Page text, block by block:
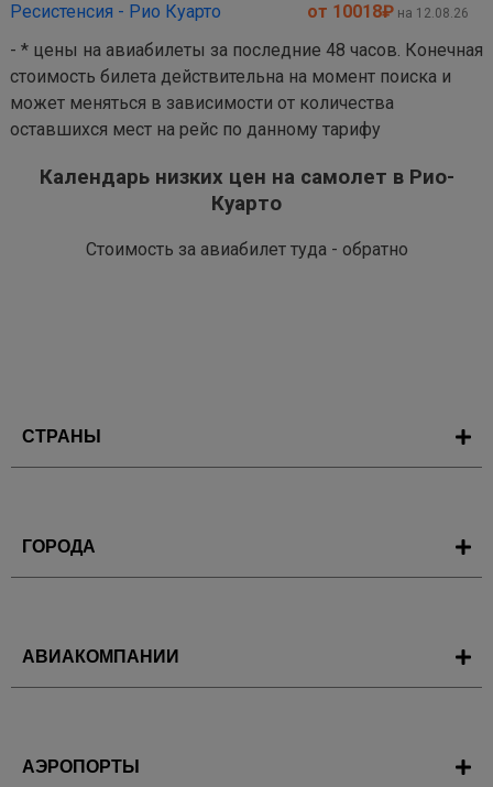
Ресистенсия - Рио Куарто от 10018₽ на 12.08.26
- * цены на авиабилеты за последние 48 часов. Конечная
стоимость билета действительна на момент поиска и
может меняться в зависимости от количества
оставшихся мест на рейс по данному тарифу
Календарь низких цен на самолет в Рио-
Куарто
Стоимость за авиабилет туда - обратно
СТРАНЫ
ГОРОДА
АВИАКОМПАНИИ
АЭРОПОРТЫ